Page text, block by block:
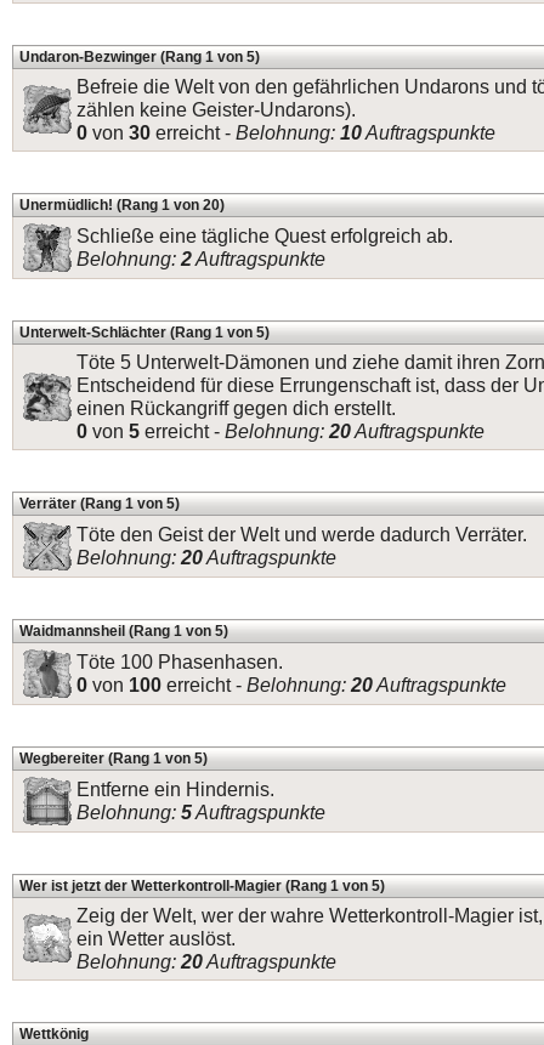
Undaron-Bezwinger (Rang 1 von 5)
Befreie die Welt von den gefährlichen Undarons und
zählen keine Geister-Undarons).
0 von 30 erreicht - Belohnung: 10Auftragspunkte
Unermüdlich! (Rang 1 von 20)
Schließe eine tägliche Quest erfolgreich ab.
Belohnung: 2Auftragspunkte
Unterwelt-Schlächter (Rang 1 von 5)
Töte 5 Unterwelt-Dämonen und ziehe damit ihren
Entscheidend für diese Errungenschaft ist, dass der
einen Rückangriff gegen dich erstellt.
0 von 5 erreicht - Belohnung: 20Auftragspunkte
Verräter (Rang 1 von 5)
Töte den Geist der Welt und werde dadurch Verräter.
Belohnung: 20Auftragspunkte
Waidmannsheil (Rang 1 von 5)
Töte 100 Phasenhasen.
0 von 100 erreicht - Belohnung: 20Auftragspunkte
Wegbereiter (Rang 1 von 5)
Entferne ein Hindernis.
Belohnung: 5Auftragspunkte
Wer ist jetzt der Wetterkontroll-Magier (Rang 1 von 5)
Zeig der Welt, wer der wahre Wetterkontroll-Magier
ein Wetter auslöst.
Belohnung: 20Auftragspunkte
Wettkönig